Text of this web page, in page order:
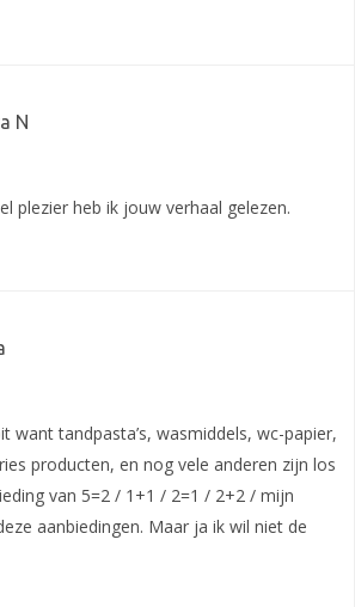
N
plezier heb ik jouw verhaal gelezen.
want tandpasta’s, wasmiddels, wc-papier,
producten, en nog vele anderen zijn los
van 5=2 / 1+1 / 2=1 / 2+2 / mijn
aanbiedingen. Maar ja ik wil niet de